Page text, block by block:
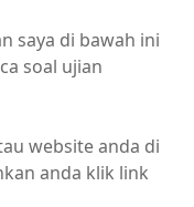
saya di bawah ini
soal ujian
website anda di
anda klik link